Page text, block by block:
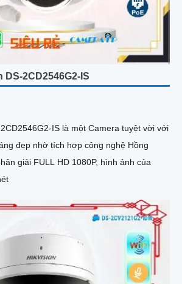
2CD2546G2-IS
IS là một Camera tuyệt vời với
đẹp nhờ tích hợp công nghệ Hồng